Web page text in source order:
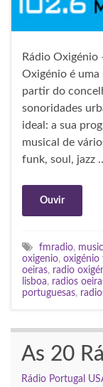
Rádio Oxigénio
Oxigénio é
partir do
sonoridades
ideal: a sua
musical de
funk, soul, jazz
Ouvir
fmradio,
oxigenio, oxigénio
oeiras, radio
lisboa, radios
portuguesas,
As 20
Rádio Portugal